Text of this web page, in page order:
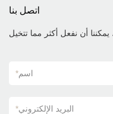
اتصل بنا
*اسم
*البريد الإلكتروني